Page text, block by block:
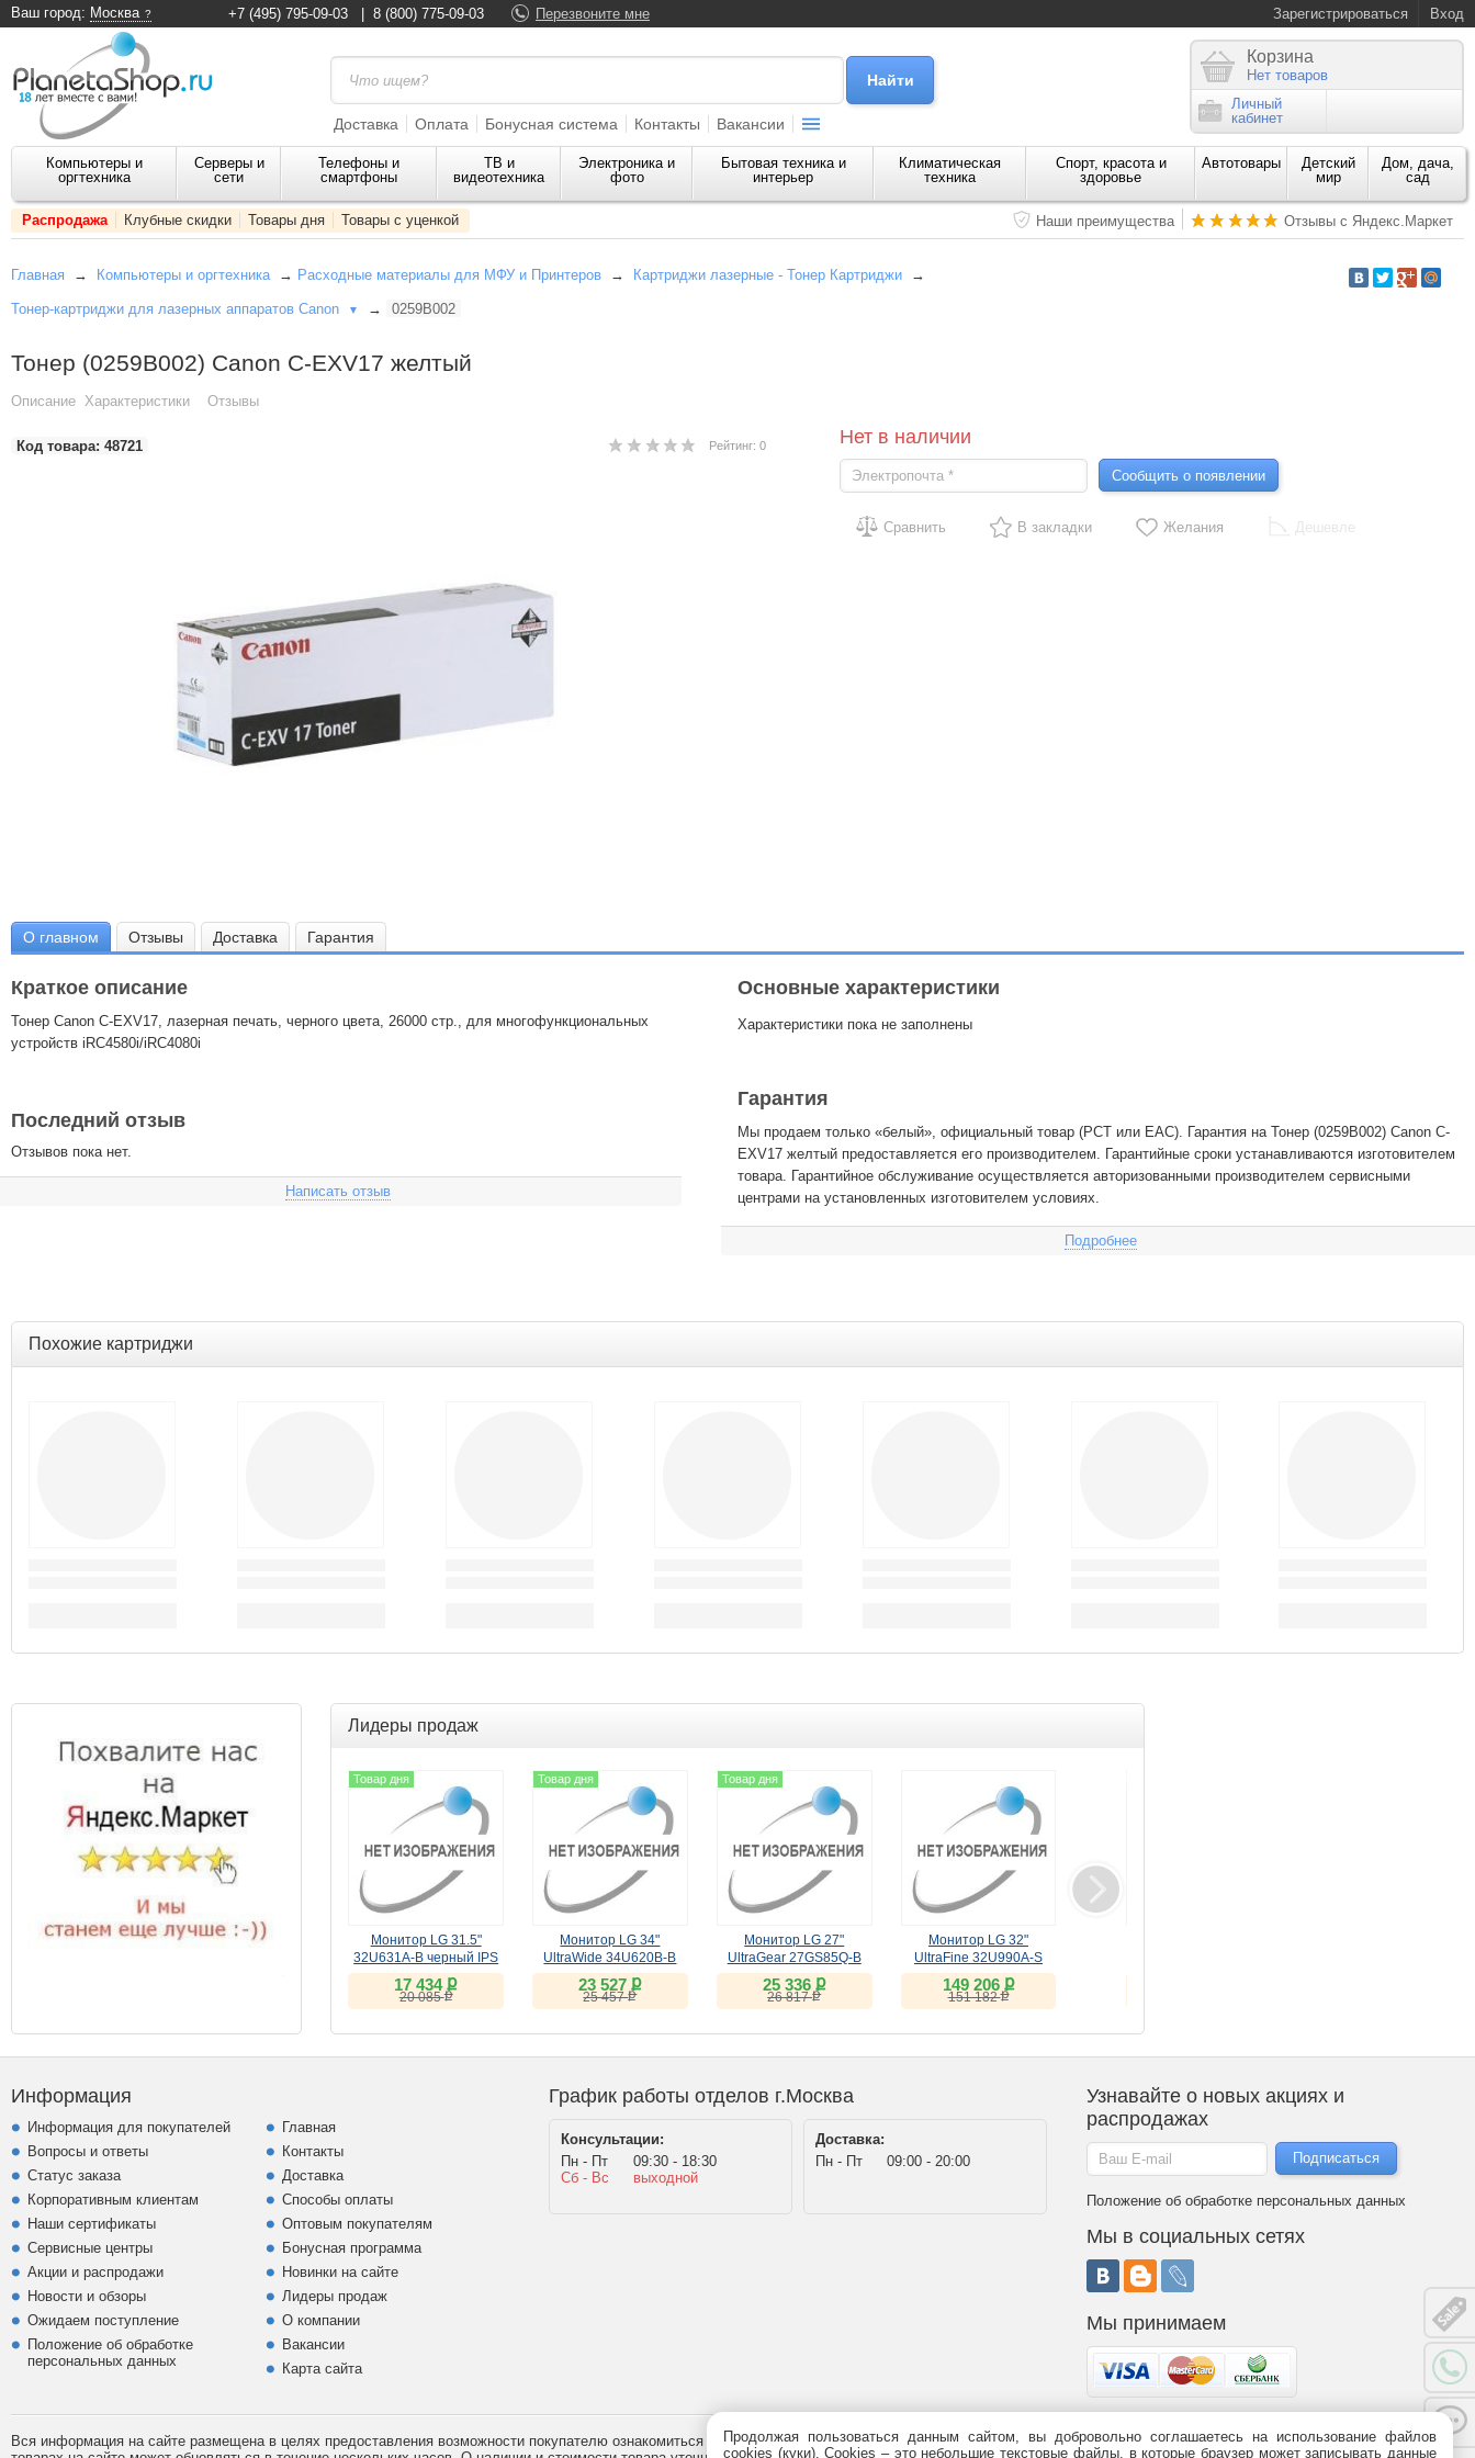
Ваш город: Москва Зарегистрироваться Вход
+7 (495) 795-09-03 8 (800) 775-09-03 Перезвоните мне
Доставка Оплата Бонусная система Контакты Вакансии
Корзина
Нет товаров
Личный
кабинет
Компьютеры и
оргтехника
Серверы и
сети
Телефоны и
смартфоны
ТВ и
видеотехника
Электроника и
фото
Бытовая техника и
интерьер
Климатическая
техника
Спорт, красота и
здоровье
Автотовары
Детский
мир
Дом, дача,
сад
Распродажа Клубные скидки Товары дня Товары с уценкой Наши преимущества Отзывы с Яндекс.Маркет
Главная → Компьютеры и оргтехника→ Расходные материалы для МФУ и Принтеров → Картриджи лазерные - Тонер Картриджи →
Тонер-картриджи для лазерных аппаратов Canon ▼ → 0259B002
Тонер (0259B002) Canon C-EXV17 желтый
Описание Характеристики Отзывы
Код товара: 48721 Рейтинг: 0 Нет в наличии
Сообщить о появлении
Сравнить В закладки Желания Дешевле
О главном Отзывы Доставка Гарантия
Краткое описание
Тонер Canon C-EXV17, лазерная печать, черного цвета, 26000 стр., для многофункциональных
устройств iRC4580i/iRC4080i
Последний отзыв
Отзывов пока нет.
Написать отзыв
Основные характеристики
Характеристики пока не заполнены
Гарантия
Мы продаем только «белый», официальный товар (РСТ или EAC). Гарантия на Тонер (0259B002) Canon C-
EXV17 желтый предоставляется его производителем. Гарантийные сроки устанавливаются изготовителем
товара. Гарантийное обслуживание осуществляется авторизованными производителем сервисными
центрами на установленных изготовителем условиях.
Подробнее
Похожие картриджи
Лидеры продаж
Товар дня
Монитор LG 31.5"
32U631A-B черный IPS
17 434ք
20 085ք
Товар дня
Монитор LG 34"
UltraWide 34U620B-B
(VA, 144Hz)
23 527 ք
25 457ք
Товар дня
Монитор LG 27"
UltraGear 27GS85Q-B
(IPS, 180Hz)
25 336 ք
26 817ք
Монитор LG 32"
UltraFine 32U990A-S
(IPS, 6K, Thunderbolt 5)
149 206 ք
151 182ք
Информация
Информация для покупателей
Вопросы и ответы
Статус заказа
Корпоративным клиентам
Наши сертификаты
Сервисные центры
Акции и распродажи
Новости и обзоры
Ожидаем поступление
Положение об обработке
персональных данных
Главная
Контакты
Доставка
Способы оплаты
Оптовым покупателям
Бонусная программа
Новинки на сайте
Лидеры продаж
О компании
Вакансии
Карта сайта
График работы отделов г.Москва
Консультации:
Пн - Пт
09:30 - 18:30
Сб - Вс
выходной
Доставка:
Пн - Пт
09:00 - 20:00
Узнавайте о новых акциях и
распродажах
Положение об обработке персональных данных
Мы в социальных сетях
Мы принимаем
Вся информация на сайте размещена в целях предоставления возможности покупателю ознакомиться с товаром перед его приобретением, и не является публичной офертой (статья 437 ГК РФ). Информация о
Продолжая пользоваться данным сайтом, вы добровольно соглашаетесь на использование файлов
cookies (куки). Сookies – это небольшие текстовые файлы, в которые браузер может записывать данные